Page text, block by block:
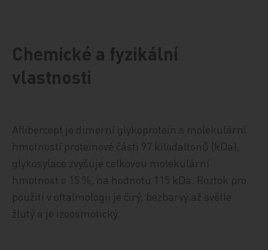
Chemické a fyzikální
vlastnosti
Aflibercept je dimerní glykoprotein s molekulární
hmotností proteinové části 97 kilodaltonů (kDa),
glykosylace zvyšuje celkovou molekulární
hmotnost o 15 %, na hodnotu 115 kDa. Roztok pro
použití v oftalmologii je čirý, bezbarvý až světle
žlutý a je izoosmotický.